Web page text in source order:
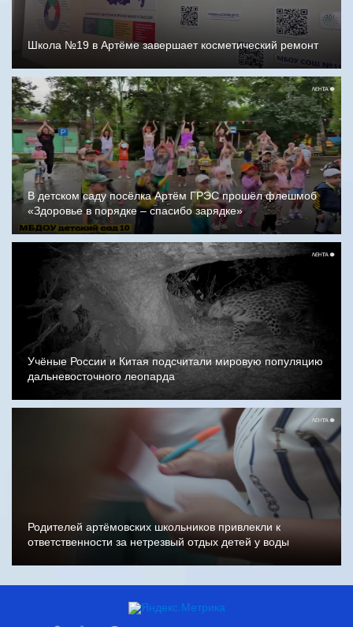
Школа №19 в Артёме завершает косметический ремонт
В детском саду посёлка Артём ГРЭС прошёл флешмоб
«Здоровье в порядке – спасибо зарядке»
Учёные России и Китая подсчитали мировую популяцию
дальневосточного леопарда
Родителей артёмовских школьников привлекли к
ответственности за нетрезвый отдых детей у воды